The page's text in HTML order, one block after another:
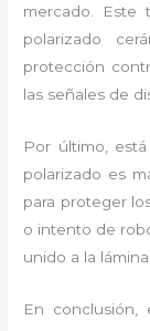
mercado. Este
polarizado
protección
las señales de
Por último,
polarizado es
para proteger
o intento de
unido a la
En conclusión,